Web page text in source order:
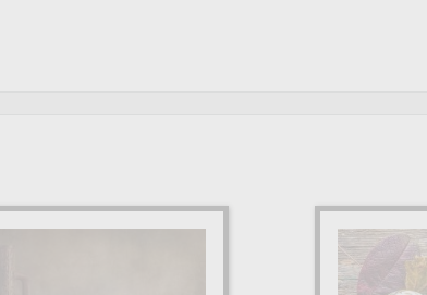
connu pour les œuvres suivantes :